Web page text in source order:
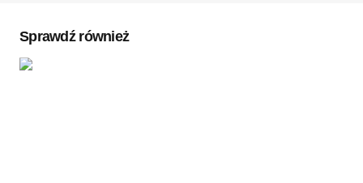
Sprawdź również